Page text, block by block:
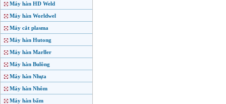
Máy hàn HD Weld
Máy hàn Worldwel
Máy cắt plasma
Máy hàn Hutong
Máy hàn Marller
Máy hàn Bulông
Máy hàn Nhựa
Máy hàn Nhôm
Máy hàn bấm